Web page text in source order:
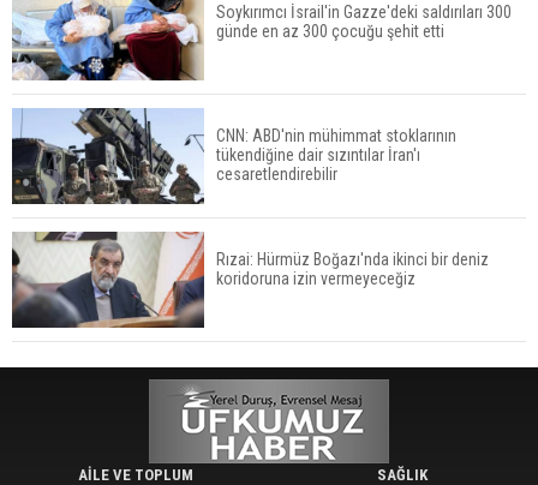
Soykırımcı İsrail'in Gazze'deki saldırıları 300
günde en az 300 çocuğu şehit etti
CNN: ABD'nin mühimmat stoklarının
tükendiğine dair sızıntılar İran'ı
cesaretlendirebilir
Rızai: Hürmüz Boğazı'nda ikinci bir deniz
koridoruna izin vermeyeceğiz
AİLE VE TOPLUM
SAĞLIK